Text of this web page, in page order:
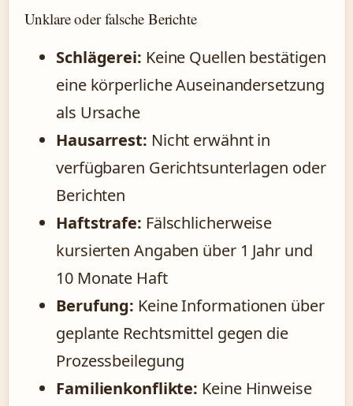
Unklare oder falsche Berichte
Schlägerei: Keine Quellen bestätigen
eine körperliche Auseinandersetzung
als Ursache
Hausarrest: Nicht erwähnt in
verfügbaren Gerichtsunterlagen oder
Berichten
Haftstrafe: Fälschlicherweise
kursierten Angaben über 1 Jahr und
10 Monate Haft
Berufung: Keine Informationen über
geplante Rechtsmittel gegen die
Prozessbeilegung
Familienkonflikte: Keine Hinweise